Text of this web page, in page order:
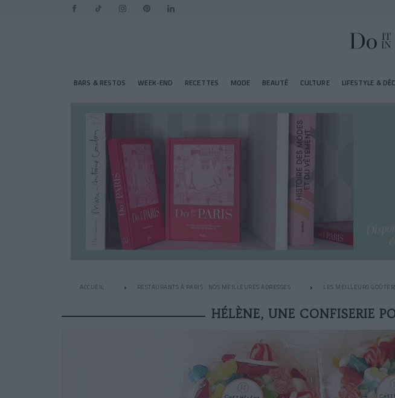
BARS & RESTOS WEEK-END RECETTES MODE BEAUTÉ CULTURE LIFESTYLE &
ACCUEIL RESTAURANTS À PARIS : NOS MEILLEURES ADRESSES LES MEILLEURS
HÉLÈNE, UNE CONFISERIE